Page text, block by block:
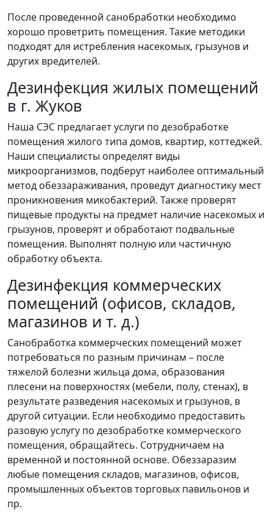
После проведенной санобработки необходимо
хорошо проветрить помещения. Такие методики
подходят для истребления насекомых, грызунов и
других вредителей.
Дезинфекция жилых помещений
в г. Жуков
Наша СЭС предлагает услуги по дезобработке
помещения жилого типа домов, квартир, коттеджей.
Наши специалисты определят виды
микроорганизмов, подберут наиболее оптимальный
метод обеззараживания, проведут диагностику мест
проникновения микобактерий. Также проверят
пищевые продукты на предмет наличие насекомых и
грызунов, проверят и обработают подвальные
помещения. Выполнят полную или частичную
обработку объекта.
Дезинфекция коммерческих
помещений (офисов, складов,
магазинов и т. д.)
Санобработка коммерческих помещений может
потребоваться по разным причинам – после
тяжелой болезни жильца дома, образования
плесени на поверхностях (мебели, полу, стенах), в
результате разведения насекомых и грызунов, в
другой ситуации. Если необходимо предоставить
разовую услугу по дезобработке коммерческого
помещения, обращайтесь. Сотрудничаем на
временной и постоянной основе. Обеззаразим
любые помещения складов, магазинов, офисов,
промышленных объектов торговых павильонов и
пр.